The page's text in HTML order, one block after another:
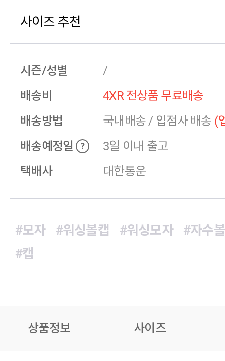
사이즈 추천
시즌/성별
/
배송비
4XR 전상품 무료배송
배송방법
국내배송 / 입점사 배송 (
배송예정일
?
3일 이내 출고
택배사
대한통운
#모자 #워싱볼캡 #워싱모자
#자수
#캡
상품정보 사이즈